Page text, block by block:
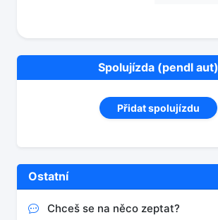
Spolujízda (pendl aut)
Přidat spolujízdu
Ostatní
Chceš se na něco zeptat?